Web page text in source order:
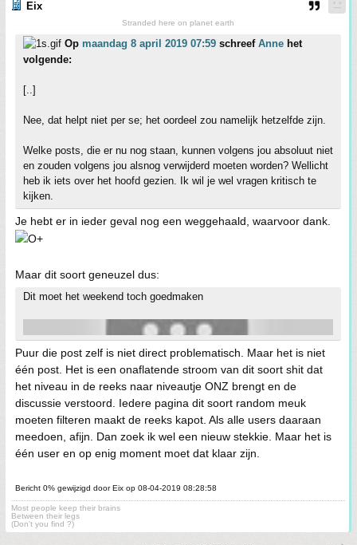
Eix
Stranded here on planet earth
Op maandag 8 april 2019 07:59 schreef Anne het
volgende:
[..]
Nee, dat helpt niet per se; het oordeel zou namelijk hetzelfde zijn.
Welke posts, die er nu nog staan, kunnen volgens jou absoluut niet
en zouden volgens jou alsnog verwijderd moeten worden? Wellicht
heb ik iets over het hoofd gezien. Ik wil je wel vragen kritisch te
kijken.
Je hebt er in ieder geval nog een weggehaald, waarvoor dank.
Maar dit soort geneuzel dus:
Dit moet het weekend toch goedmaken
Puur die post zelf is niet direct problematisch. Maar het is niet
één post. Het is een onaflatende stroom van dit soort shit dat
het niveau in de reeks naar niveautje ONZ brengt en de
discussie verstoord. Iedere pagina dit soort random meuk
moeten filteren maakt de reeks kapot. Als alle users daaraan
meedoen, afijn. Dan zoek ik wel een nieuw stekkie. Maar het is
één user en op enig moment moet dat klaar zijn.
Bericht 0% gewijzigd door Eix op 08-04-2019 08:28:58
Most people keep their brains
Between their legs
(Don't you find ?)